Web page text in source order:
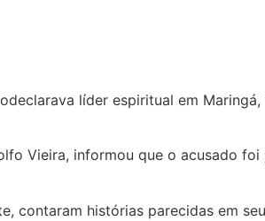
líder espiritual em
Vieira, informou que o acusado
contaram histórias parecidas em